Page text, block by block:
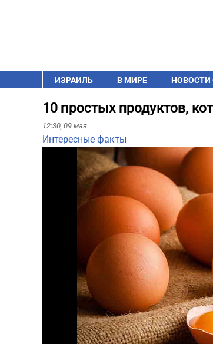
ИЗРАИЛЬ В МИРЕ НОВОСТИ
10 простых продуктов,
12:30, 09 мая
Интересные факты